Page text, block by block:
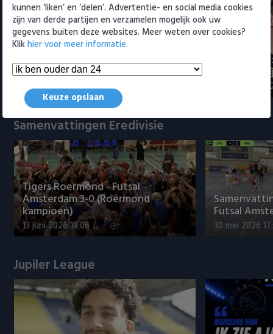
Maak kennis met Sami
Bouhoudane (Cambuur)
5 augustus 2026 20:45
Joris
Ahead te
5 augustus
Samenvattingen Eredivisie
Tigers Roermond - Futsal
Amsterdam 3-0 (Roermond
kampioen)
13 juni 2026 19:06
Futsal
30 mei 2026
Jupiler League
kunnen ‘liken’ en ‘delen’. Advertentie- en social media cookies
zijn van derde partijen en verzamelen mogelijk ook uw
gegevens buiten deze websites. Meer weten over cookies?
Klikhier voor meer informatie.
Keuze opslaan